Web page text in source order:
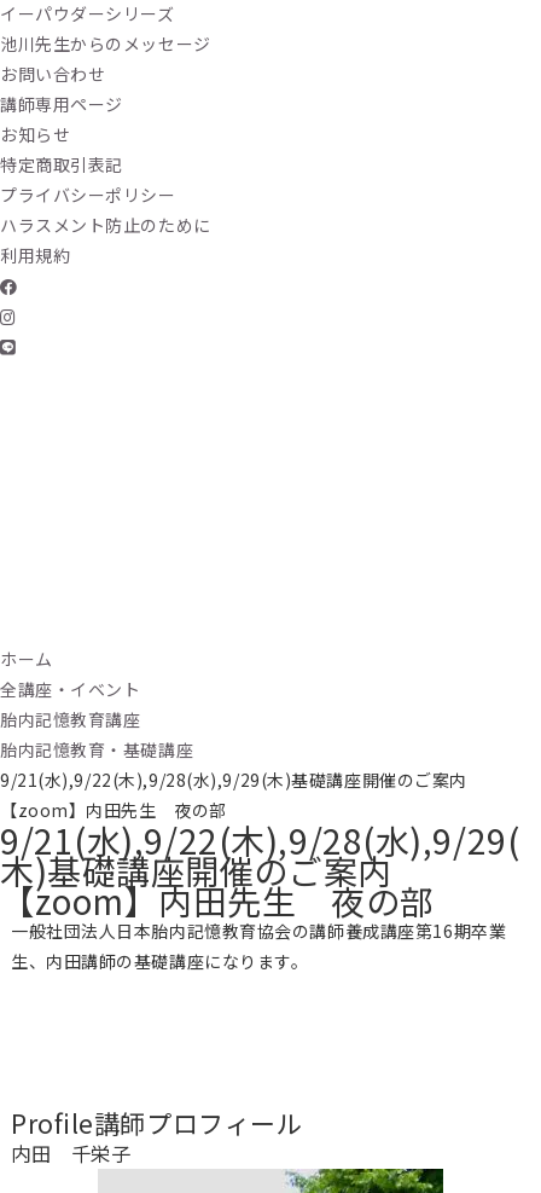
イーパウダーシリーズ
池川先生からのメッセージ
お問い合わせ
講師専用ページ
お知らせ
特定商取引表記
プライバシーポリシー
ハラスメント防止のために
利用規約
ホーム
全講座・イベント
胎内記憶教育講座
胎内記憶教育・基礎講座
9/21(水),9/22(木),9/28(水),9/29(木)基礎講座開催のご案内
【zoom】内田先生 夜の部
9/21(水),9/22(木),9/28(水),9/29(
木)基礎講座開催のご案内
【zoom】内田先生 夜の部
一般社団法人日本胎内記憶教育協会の講師養成講座第16期卒業
生、内田講師の基礎講座になります。
Profile講師プロフィール
内田 千栄子